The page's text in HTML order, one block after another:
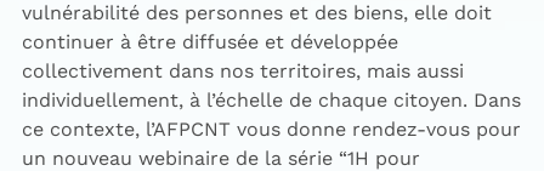
vulnérabilité des personnes et des biens, elle doit
continuer à être diffusée et développée
collectivement dans nos territoires, mais aussi
individuellement, à l’échelle de chaque citoyen. Dans
ce contexte, l’AFPCNT vous donne rendez-vous pour
un nouveau webinaire de la série “1H pour